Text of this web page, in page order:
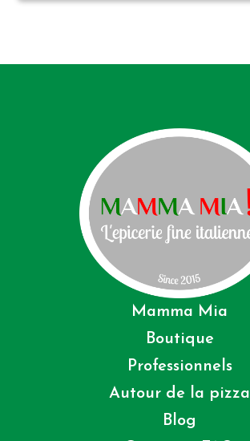
Mamma Mia
Boutique
Professionnels
Autour de la pizza
Blog